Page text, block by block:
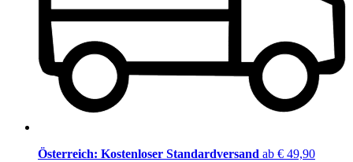
Österreich: Kostenloser Standardversand ab € 49,90